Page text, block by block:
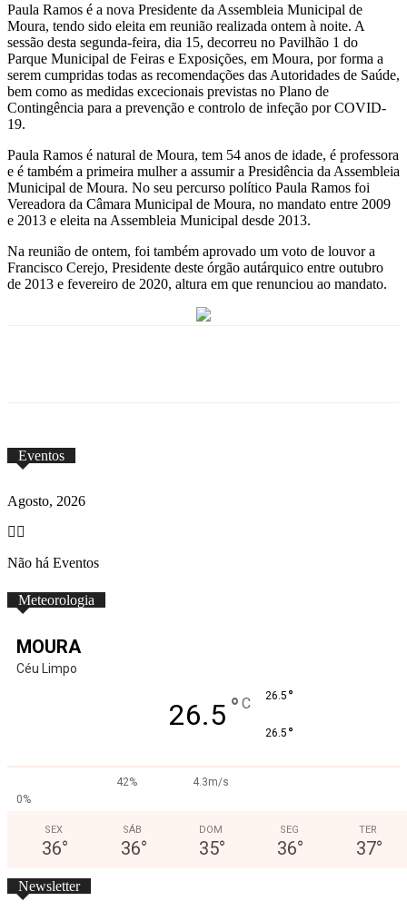
Paula Ramos é a nova Presidente da Assembleia Municipal de
Moura, tendo sido eleita em reunião realizada ontem à noite. A
sessão desta segunda-feira, dia 15, decorreu no Pavilhão 1 do
Parque Municipal de Feiras e Exposições, em Moura, por forma a
serem cumpridas todas as recomendações das Autoridades de Saúde,
bem como as medidas excecionais previstas no Plano de
Contingência para a prevenção e controlo de infeção por COVID-
19.
Paula Ramos é natural de Moura, tem 54 anos de idade, é professora
e é também a primeira mulher a assumir a Presidência da Assembleia
Municipal de Moura. No seu percurso político Paula Ramos foi
Vereadora da Câmara Municipal de Moura, no mandato entre 2009
e 2013 e eleita na Assembleia Municipal desde 2013.
Na reunião de ontem, foi também aprovado um voto de louvor a
Francisco Cerejo, Presidente deste órgão autárquico entre outubro
de 2013 e fevereiro de 2020, altura em que renunciou ao mandato.
Eventos
Agosto, 2026
Não há Eventos
Meteorologia
MOURA
Céu Limpo
26.5 ° C 26.5 °
26.5 °
42%
4.3m/s
0%
SEX
36°
SÁB
36°
DOM
35°
SEG
36°
TER
37°
Newsletter